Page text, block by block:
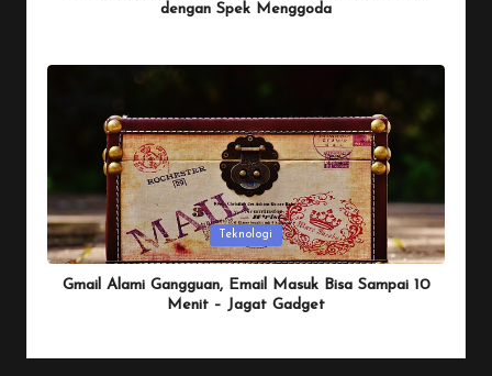
dengan Spek Menggoda
Posted
in
Teknologi
Gmail Alami Gangguan, Email Masuk Bisa Sampai 10
Menit – Jagat Gadget
by